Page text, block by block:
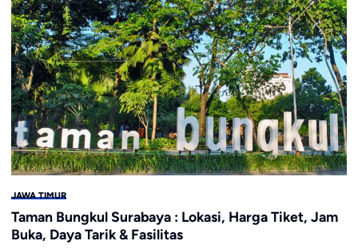
JAWA TIMUR
Taman Bungkul Surabaya : Lokasi, Harga Tiket, Jam
Buka, Daya Tarik & Fasilitas